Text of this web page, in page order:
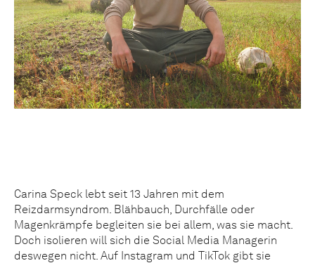
Carina Speck lebt seit 13 Jahren mit dem
Reizdarmsyndrom. Blähbauch, Durchfälle oder
Magenkrämpfe begleiten sie bei allem, was sie macht.
Doch isolieren will sich die Social Media Managerin
deswegen nicht. Auf Instagram und TikTok gibt sie